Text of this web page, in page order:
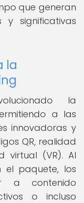
que generan
y significativas
la
la
a las
innovadoras y
QR, realidad
virtual (VR). Al
el paquete, los
a contenido
o incluso